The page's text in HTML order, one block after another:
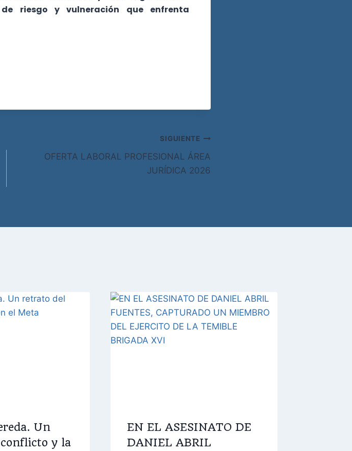
riesgo y vulneración que enfrenta
SIGUIENTE
OFERTA LABORAL PROFESIONAL ÁREA
JURÍDICA 2026
Un
y la
EN EL ASESINATO DE
DANIEL ABRIL